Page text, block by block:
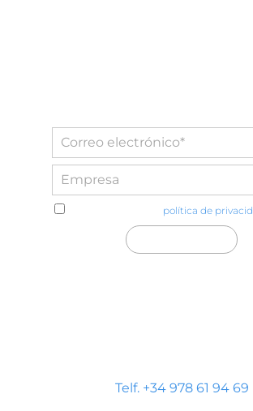
política de
Telf. +34 978 61 94 69